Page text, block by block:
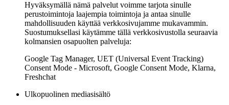
Hyväksymällä nämä palvelut voimme tarjota sinulle
perustoimintoja laajempia toimintoja ja antaa sinulle
mahdollisuuden käyttää verkkosivujamme mukavammin.
Suostumuksellasi käytämme tällä verkkosivustolla seuraavia
kolmansien osapuolten palveluja:
Google Tag Manager, UET (Universal Event Tracking)
Consent Mode - Microsoft, Google Consent Mode, Klarna,
Freshchat
Ulkopuolinen mediasisältö